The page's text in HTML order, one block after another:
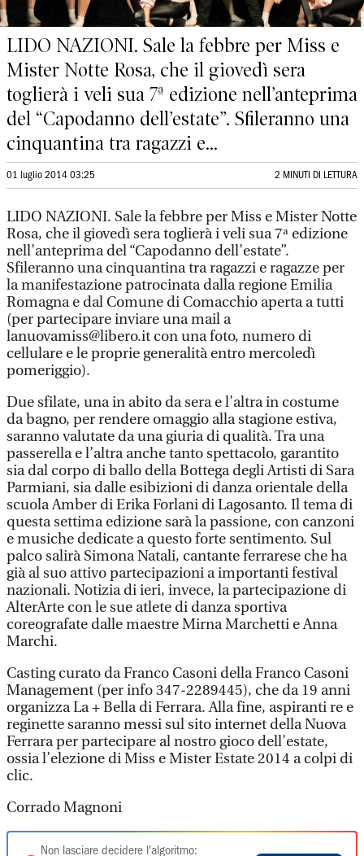
LIDO NAZIONI. Sale la febbre per Miss e
Mister Notte Rosa, che il giovedì sera
toglierà i veli sua 7ª edizione nell’anteprima
del “Capodanno dell’estate”. Sfileranno una
cinquantina tra ragazzi e...
01 luglio 2014 03:25 2 MINUTI DI LETTURA
LIDO NAZIONI. Sale la febbre per Miss e Mister Notte
Rosa, che il giovedì sera toglierà i veli sua 7ª edizione
nell’anteprima del “Capodanno dell’estate”.
Sfileranno una cinquantina tra ragazzi e ragazze per
la manifestazione patrocinata dalla regione Emilia
Romagna e dal Comune di Comacchio aperta a tutti
(per partecipare inviare una mail a
lanuovamiss@libero.it con una foto, numero di
cellulare e le proprie generalità entro mercoledì
pomeriggio).
Due sfilate, una in abito da sera e l’altra in costume
da bagno, per rendere omaggio alla stagione estiva,
saranno valutate da una giuria di qualità. Tra una
passerella e l’altra anche tanto spettacolo, garantito
sia dal corpo di ballo della Bottega degli Artisti di Sara
Parmiani, sia dalle esibizioni di danza orientale della
scuola Amber di Erika Forlani di Lagosanto. Il tema di
questa settima edizione sarà la passione, con canzoni
e musiche dedicate a questo forte sentimento. Sul
palco salirà Simona Natali, cantante ferrarese che ha
già al suo attivo partecipazioni a importanti festival
nazionali. Notizia di ieri, invece, la partecipazione di
AlterArte con le sue atlete di danza sportiva
coreografate dalle maestre Mirna Marchetti e Anna
Marchi.
Casting curato da Franco Casoni della Franco Casoni
Management (per info 347-2289445), che da 19 anni
organizza La + Bella di Ferrara. Alla fine, aspiranti re e
reginette saranno messi sul sito internet della Nuova
Ferrara per partecipare al nostro gioco dell’estate,
ossia l’elezione di Miss e Mister Estate 2014 a colpi di
clic.
Corrado Magnoni
Non lasciare decidere l'algoritmo: